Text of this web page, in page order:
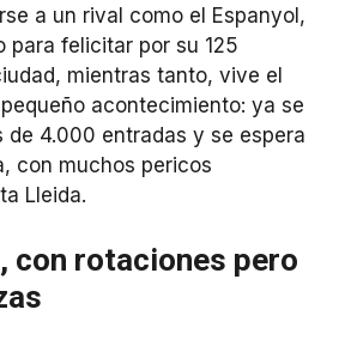
a un rival como el Espanyol,
para felicitar por su 125
mientras tanto, vive el
acontecimiento: ya se
de 4.000 entradas y se espera
con muchos pericos
Lleida.
con rotaciones pero